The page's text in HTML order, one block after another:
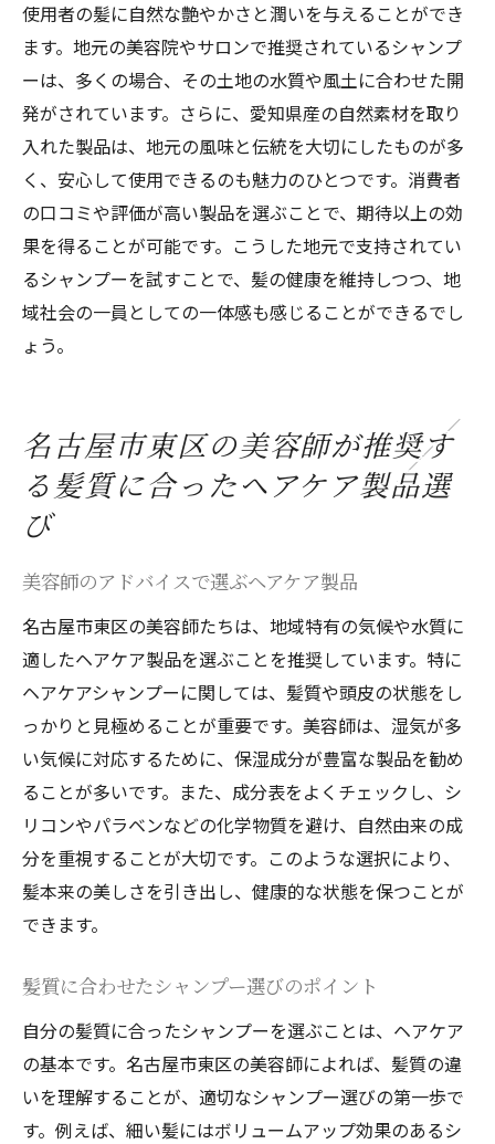
使用者の髪に自然な艶やかさと潤いを与えることができ
ます。地元の美容院やサロンで推奨されているシャンプ
ーは、多くの場合、その土地の水質や風土に合わせた開
発がされています。さらに、愛知県産の自然素材を取り
入れた製品は、地元の風味と伝統を大切にしたものが多
く、安心して使用できるのも魅力のひとつです。消費者
の口コミや評価が高い製品を選ぶことで、期待以上の効
果を得ることが可能です。こうした地元で支持されてい
るシャンプーを試すことで、髪の健康を維持しつつ、地
域社会の一員としての一体感も感じることができるでし
ょう。
名古屋市東区の美容師が推奨す
る髪質に合ったヘアケア製品選
び
美容師のアドバイスで選ぶヘアケア製品
名古屋市東区の美容師たちは、地域特有の気候や水質に
適したヘアケア製品を選ぶことを推奨しています。特に
ヘアケアシャンプーに関しては、髪質や頭皮の状態をし
っかりと見極めることが重要です。美容師は、湿気が多
い気候に対応するために、保湿成分が豊富な製品を勧め
ることが多いです。また、成分表をよくチェックし、シ
リコンやパラベンなどの化学物質を避け、自然由来の成
分を重視することが大切です。このような選択により、
髪本来の美しさを引き出し、健康的な状態を保つことが
できます。
髪質に合わせたシャンプー選びのポイント
自分の髪質に合ったシャンプーを選ぶことは、ヘアケア
の基本です。名古屋市東区の美容師によれば、髪質の違
いを理解することが、適切なシャンプー選びの第一歩で
す。例えば、細い髪にはボリュームアップ効果のあるシ